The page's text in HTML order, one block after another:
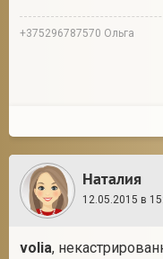
+375296787570 Ольга
Наталия
12.05.2015 в
volia,